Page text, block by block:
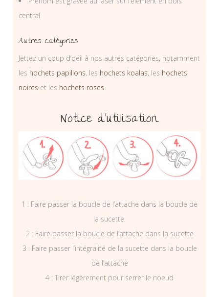
central
Autres catégories
Jettez un coup d’oeil à nos autres catégories, notamment
les hochets papillons, les hochets koalas, les hochets
noires et les hochets roses
Notice d’utilisation
1 : Faire passer la boucle de l’attache dans la boucle de
la sucette.
2 : Faire passer la boucle de l’attache dans la sucette
3 : Faire passer l’intégralité de la sucette dans la boucle
de l’attache
4 : Tirer légèrement pour serrer le noeud